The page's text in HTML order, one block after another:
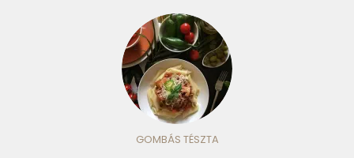
GOMBÁS TÉSZTA